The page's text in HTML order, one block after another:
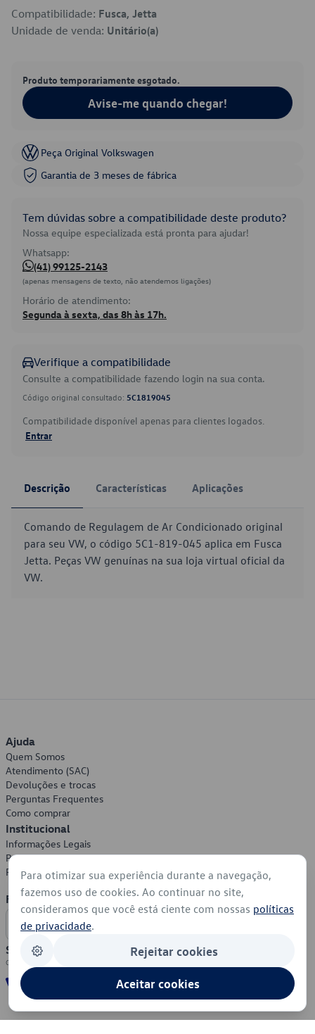
Compatibilidade: Fusca, Jetta
Unidade de venda: Unitário(a)
Produto temporariamente esgotado.
Avise-me quando chegar!
Peça Original Volkswagen
Garantia de 3 meses de fábrica
Tem dúvidas sobre a compatibilidade deste produto?
Nossa equipe especializada está pronta para ajudar!
Whatsapp:
(41) 99125-2143
(apenas mensagens de texto, não atendemos ligações)
Horário de atendimento:
Segunda à sexta, das 8h às 17h.
Verifique a compatibilidade
Consulte a compatibilidade fazendo login na sua conta.
Código original consultado: 5C1819045
Compatibilidade disponível apenas para clientes logados.
Entrar
Descrição Características Aplicações
Comando de Regulagem de Ar Condicionado original
para seu VW, o código 5C1-819-045 aplica em Fusca
Jetta. Peças VW genuínas na sua loja virtual oficial da
VW.
Ajuda
Quem Somos
Atendimento (SAC)
Devoluções e trocas
Perguntas Frequentes
Como comprar
Institucional
Informações Legais
Política de Privacidade
Política de Cookies
Formas de Pagamento
Segurança
Para otimizar sua experiência durante a navegação,
fazemos uso de cookies. Ao continuar no site,
consideramos que você está ciente com nossas políticas
de privacidade.
Rejeitar cookies
Aceitar cookies